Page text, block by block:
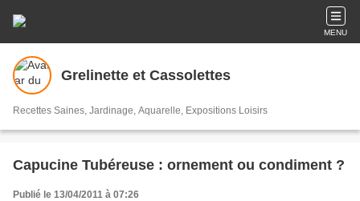
MENU
Grelinette et Cassolettes
Recettes Saines, Jardinage, Aquarelle, Expositions Loisirs
Capucine Tubéreuse : ornement ou condiment ?
Publié le 13/04/2011 à 07:26